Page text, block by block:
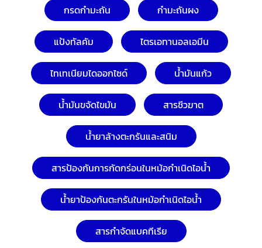
กรดกำมะถัน กำมะถันผง
แป้งทัลคัม ไตรเอทานอลเอมีน
ไทเทเนียมไดออกไซด์ น้ำมันแก้ว
น้ำมันขจัดไขมัน สารชีวฆาต
น้ำยาล้างตะกรันและสนิม
สารป้องกันการกัดกร่อนในหม้อกำเนิดไอน้ำ
น้ำยาป้องกันตะกรันในหม้อกำเนิดไอน้ำ
สารกำจัดแบคทีเรีย